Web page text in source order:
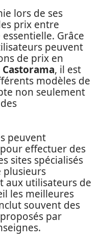
lors de ses
prix entre
Grâce
peuvent
de prix en
Castorama, il est
modèles de
non seulement
peuvent
effectuer des
sites spécialisés
plusieurs
aux utilisateurs de
les meilleures
souvent des
par